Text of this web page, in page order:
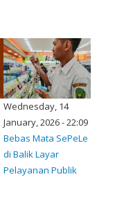
Wednesday, 14
January, 2026 - 22:09
Bebas Mata SePeLe
di Balik Layar
Pelayanan Publik